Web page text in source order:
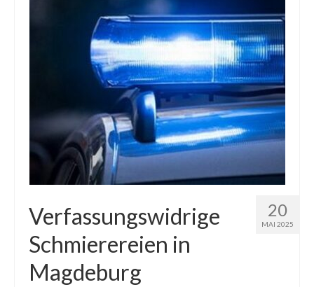
20
MAI 2025
Verfassungswidrige
Schmierereien in
Magdeburg